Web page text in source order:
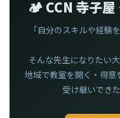
🏕️ CCN 寺子屋
「自分のスキルや経験
そんな先生になりたい
地域で教室を開く・得意
受け継いでき